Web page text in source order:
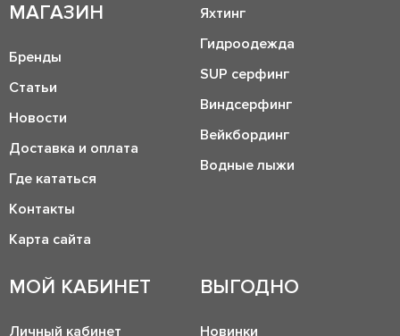
МАГАЗИН
Бренды
Статьи
Новости
Доставка и оплата
Где кататься
Контакты
Карта сайта
Яхтинг
Гидроодежда
SUP серфинг
Виндсерфинг
Вейкбординг
Водные лыжи
МОЙ КАБИНЕТ
Личный кабинет
ВЫГОДНО
Новинки